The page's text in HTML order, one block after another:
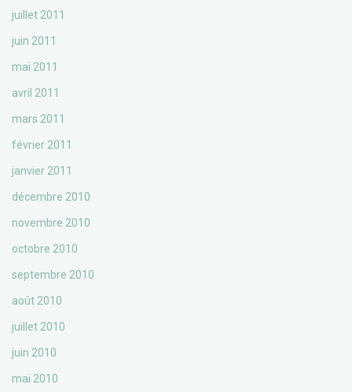
juillet 2011
juin 2011
mai 2011
avril 2011
mars 2011
février 2011
janvier 2011
décembre 2010
novembre 2010
octobre 2010
septembre 2010
août 2010
juillet 2010
juin 2010
mai 2010